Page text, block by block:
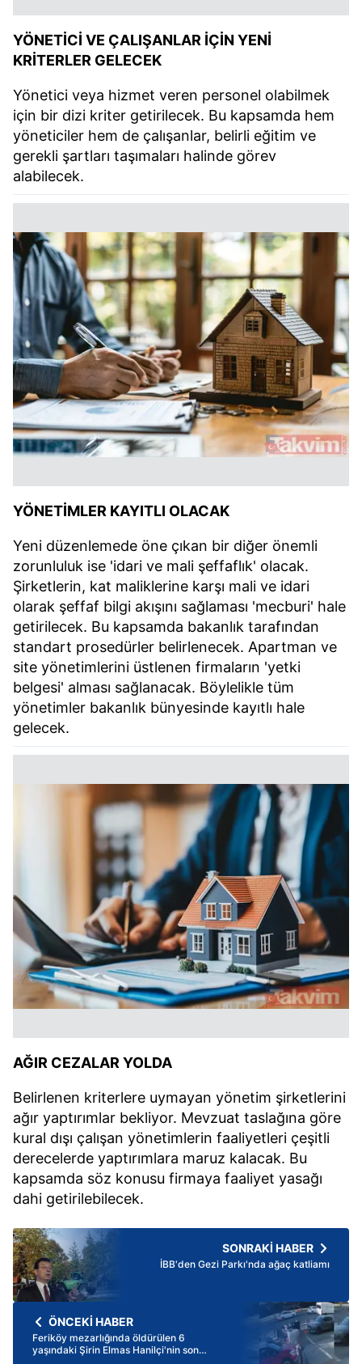
YÖNETİCİ VE ÇALIŞANLAR İÇİN YENİ
KRİTERLER GELECEK
Yönetici veya hizmet veren personel olabilmek
için bir dizi kriter getirilecek. Bu kapsamda hem
yöneticiler hem de çalışanlar, belirli eğitim ve
gerekli şartları taşımaları halinde görev
alabilecek.
YÖNETİMLER KAYITLI OLACAK
Yeni düzenlemede öne çıkan bir diğer önemli
zorunluluk ise 'idari ve mali şeffaflık' olacak.
Şirketlerin, kat maliklerine karşı mali ve idari
olarak şeffaf bilgi akışını sağlaması 'mecburi' hale
getirilecek. Bu kapsamda bakanlık tarafından
standart prosedürler belirlenecek. Apartman ve
site yönetimlerini üstlenen firmaların 'yetki
belgesi' alması sağlanacak. Böylelikle tüm
yönetimler bakanlık bünyesinde kayıtlı hale
gelecek.
AĞIR CEZALAR YOLDA
Belirlenen kriterlere uymayan yönetim şirketlerini
ağır yaptırımlar bekliyor. Mevzuat taslağına göre
kural dışı çalışan yönetimlerin faaliyetleri çeşitli
derecelerde yaptırımlara maruz kalacak. Bu
kapsamda söz konusu firmaya faaliyet yasağı
dahi getirilebilecek.
SONRAKİ HABER
İBB'den Gezi Parkı'nda ağaç katliamı
ÖNCEKİ HABER
Feriköy mezarlığında öldürülen 6
yaşındaki Şirin Elmas Hanilçi'nin son